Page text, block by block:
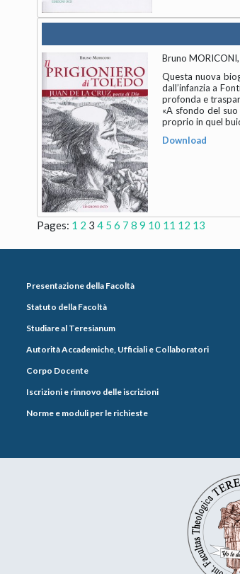
Bruno MORICONI,
Questa nuova
dall’infanzia a
profonda e
«A sfondo del
proprio in quel
Download
Pages: 1 2 3 4 5 6 7 8 9 10 11 12 13
Presentazione della Facoltà
Statuto della Facoltà
Studiare al Teresianum
Autorità Accademiche, Ufficiali e Collaboratori
Corpo Docente
Iscrizioni e rinnovo delle iscrizioni
Norme e moduli per le richieste